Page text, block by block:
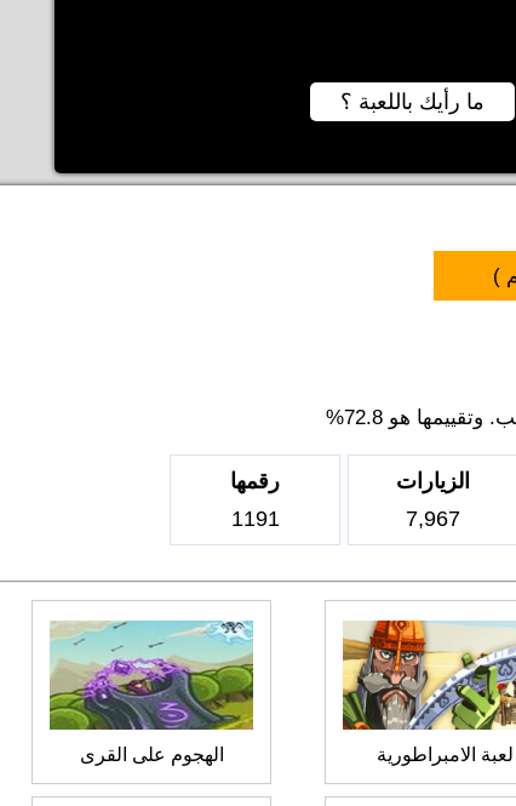
ما رأيك باللعبة ؟
)
هو 72.8%
الزيارات
7,967
رقمها
1191
لعبة الامبراطورية الهجوم على القرى